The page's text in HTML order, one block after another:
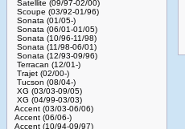
Satellite (09/97-02/00)
Scoupe (03/92-01/96)
Sonata (01/05-)
Sonata (06/01-01/05)
Sonata (10/96-11/98)
Sonata (11/98-06/01)
Sonata (12/93-09/96)
Terracan (12/01-)
Trajet (02/00-)
Tucson (08/04-)
XG (03/03-09/05)
XG (04/99-03/03)
Accent (03/03-06/06)
Accent (06/06-)
Accent (10/94-09/97)